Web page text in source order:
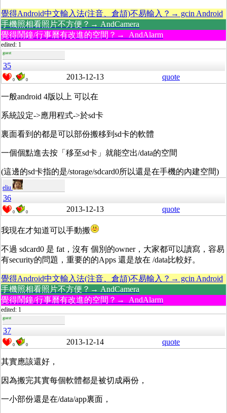
覺得Android中文輸入法(注音、倉頡)不易輸入？→ gcin Android
手機照相看照片不方便？→ AndCamera
覺得鬧鐘/行事曆有改進的空間？→ AndAlarm
edited: 1
guest
35
0 0 2013-12-13 quote
一般android 4版以上 可以在
系統設定->應用程式->於sd卡
裏面看到的都是可以部份搬移到sd卡的軟體
一個個點進去按「移至sd卡」就能空出/data的空間
(這邊的sd卡指的是/storage/sdcard0所以還是在手機的內建空間)
eliu
36
0 0 2013-12-13 quote
我現在才知道可以手動搬
不過 sdcard0 是 fat，沒有 個別的owner，大家都可以讀寫，容易
有security的問題，重要的的Apps 還是放在 /data比較好。
覺得Android中文輸入法(注音、倉頡)不易輸入？→ gcin Android
手機照相看照片不方便？→ AndCamera
覺得鬧鐘/行事曆有改進的空間？→ AndAlarm
edited: 1
guest
37
0 0 2013-12-14 quote
其實應該還好，
因為搬完其實每個軟體都是被切成兩份，
一小部份還是在/data/app裏面，